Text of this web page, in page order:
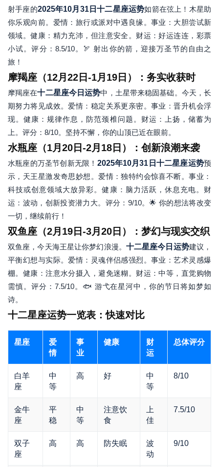
射手座的2025年10月31日十二星座运势如箭在弦上！木星助
你乐观向前。爱情：旅行或派对中遇良缘。事业：大胆尝试新
领域。健康：精力充沛，但注意安全。财运：好运连连，彩票
小试。评分：8.5/10。🏹 射出你的箭，迎接万圣节的自由之
旅！
摩羯座（12月22日-1月19日）：务实收获时
摩羯座在十二星座今日运势中，土星带来稳固基础。今天，长
期努力将见成效。爱情：稳定关系更亲密。事业：晋升机会浮
现。健康：规律作息，防范颈椎问题。财运：上扬，储蓄为
上。评分：8/10。坚持不懈，你的山顶已近在眼前。
水瓶座（1月20日-2月18日）：创新浪潮来袭
水瓶座的万圣节创新无限！ 2025年10月31日十二星座运势预
示，天王星激发奇思妙想。爱情：独特约会惊喜不断。事业：
科技或创意领域大放异彩。健康：脑力活跃，休息充电。财
运：波动，创新投资潜力大。评分：9/10。🌟 你的想法将改变
一切，继续前行！
双鱼座（2月19日-3月20日）：梦幻与现实交织
双鱼座，今天海王星让你梦幻浪漫。 十二星座今日运势建议，
平衡幻想与实际。爱情：灵魂伴侣感强烈。事业：艺术灵感爆
棚。健康：注意水分摄入，避免迷糊。财运：中等，直觉购物
需慎。评分：7.5/10。🐟 游弋在星河中，你的节日将如梦如
诗。
十二星座运势一览表：快速对比
星座
爱
情
事
业
健康
财
运
总体评分
白羊
座
中
等
高 好
中
等
8/10
金牛
座
平
稳
中
等
注意饮
食
上
佳
7.5/10
双子
座
高 高 防失眠
波
动
9/10